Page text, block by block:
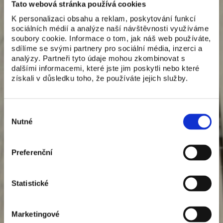
Tato webová stránka používá cookies
K personalizaci obsahu a reklam, poskytování funkcí
sociálních médií a analýze naší návštěvnosti využíváme
soubory cookie. Informace o tom, jak náš web používáte,
sdílíme se svými partnery pro sociální média, inzerci a
analýzy. Partneři tyto údaje mohou zkombinovat s
dalšími informacemi, které jste jim poskytli nebo které
získali v důsledku toho, že používáte jejich služby.
souhlasu
Nutné
Preferenční
Statistické
Marketingové